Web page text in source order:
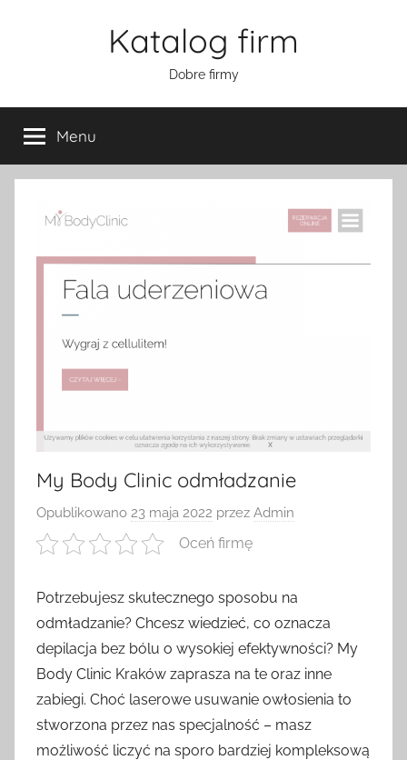
Katalog firm
Dobre firmy
Menu
My Body Clinic odmładzanie
Opublikowano 23 maja 2022 przez Admin
Oceń firmę
Potrzebujesz skutecznego sposobu na
odmładzanie? Chcesz wiedzieć, co oznacza
depilacja bez bólu o wysokiej efektywności? My
Body Clinic Kraków zaprasza na te oraz inne
zabiegi. Choć laserowe usuwanie owłosienia to
stworzona przez nas specjalność – masz
możliwość liczyć na sporo bardziej kompleksową